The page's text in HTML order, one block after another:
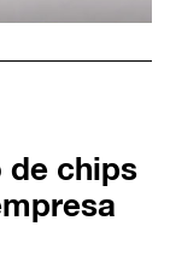
de chips